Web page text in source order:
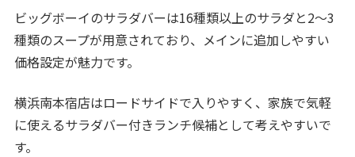
ビッグボーイのサラダバーは16種類以上のサラダと2〜3
種類のスープが用意されており、メインに追加しやすい
価格設定が魅力です。
横浜南本宿店はロードサイドで入りやすく、家族で気軽
に使えるサラダバー付きランチ候補として考えやすいで
す。